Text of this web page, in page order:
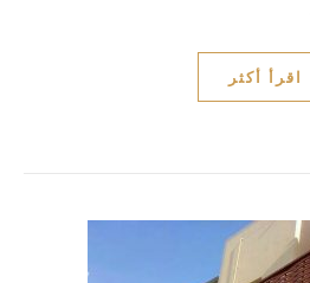
اقرأ أكثر